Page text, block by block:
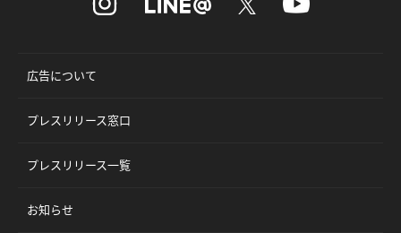
広告について
プレスリリース窓口
プレスリリース一覧
お知らせ